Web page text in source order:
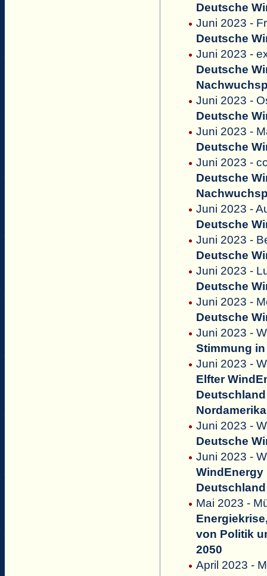
Deutsche
Juni 2023 -
Deutsche
Juni 2023 -
Deutsche
Juni 2023 -
Deutsche
Juni 2023 -
Deutsche
Juni 2023 -
Deutsche
Juni 2023 -
Deutsche
Juni 2023 -
Deutsche
Juni 2023 -
Deutsche
Juni 2023 -
Deutsche
Juni 2023 -
Stimmung
Juni 2023 -
Elfter
Nordamerika
Juni 2023 -
Deutsche
Juni 2023 -
Mai 2023 -
von Politik
2050
April 2023 -